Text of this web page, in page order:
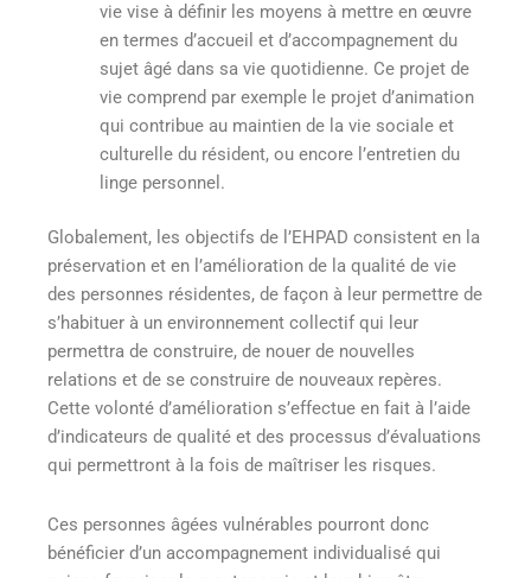
vie vise à définir les moyens à mettre en œuvre
en termes d’accueil et d’accompagnement du
sujet âgé dans sa vie quotidienne. Ce projet de
vie comprend par exemple le projet d’animation
qui contribue au maintien de la vie sociale et
culturelle du résident, ou encore l’entretien du
linge personnel.
Globalement, les objectifs de l’EHPAD consistent en la
préservation et en l’amélioration de la qualité de vie
des personnes résidentes, de façon à leur permettre de
s’habituer à un environnement collectif qui leur
permettra de construire, de nouer de nouvelles
relations et de se construire de nouveaux repères.
Cette volonté d’amélioration s’effectue en fait à l’aide
d’indicateurs de qualité et des processus d’évaluations
qui permettront à la fois de maîtriser les risques.
Ces personnes âgées vulnérables pourront donc
bénéficier d’un accompagnement individualisé qui